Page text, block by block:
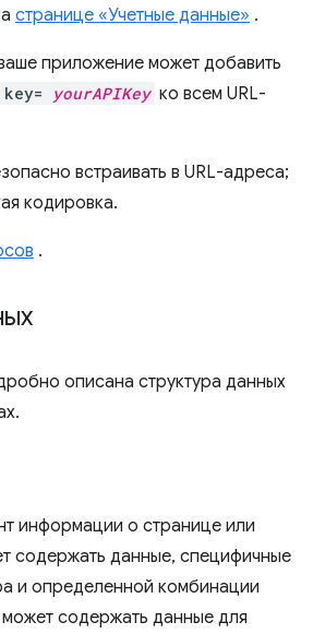
странице «Учетные данные» .
приложение может добавить
key= yourAPIKey ко всем URL-
встраивать в URL-адреса;
кодировка.
.
описана структура данных
информации о странице или
содержать данные, специфичные
и определенной комбинации
содержать данные для